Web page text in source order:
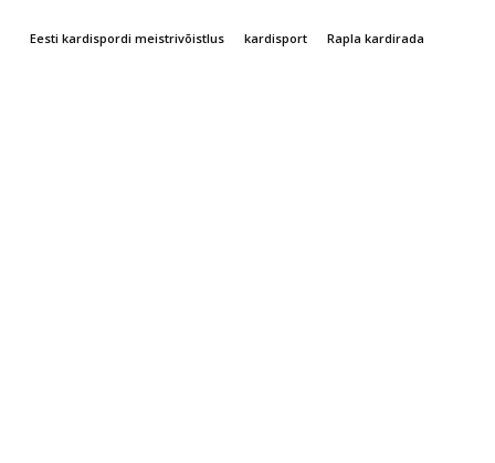
Eesti kardispordi meistrivõistlus kardisport Rapla kardirada